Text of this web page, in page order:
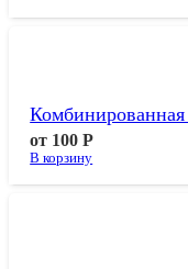
от 100Р
В корзину